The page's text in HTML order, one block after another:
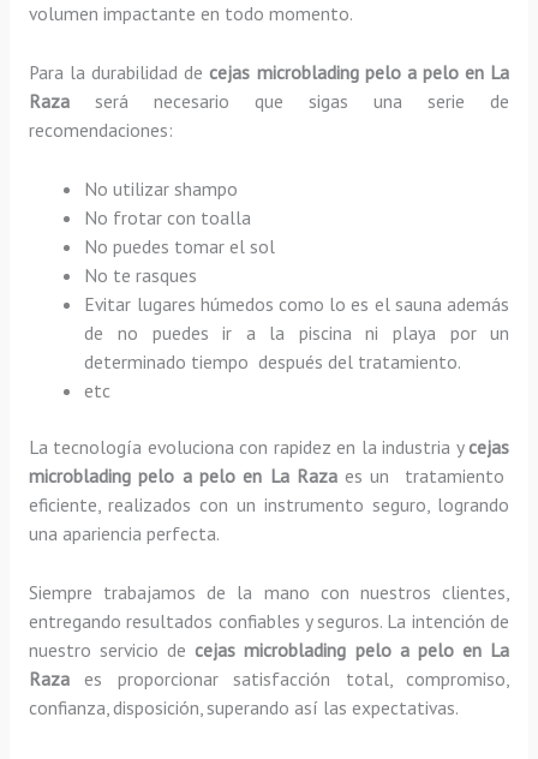
volumen impactante en todo momento.
Para la durabilidad decejas microblading pelo a peloen La
Raza será necesario que sigas una serie de
recomendaciones:
No utilizar shampo
No frotar con toalla
No puedes tomar el sol
No te rasques
Evitar lugares húmedos como lo es el sauna además
de no puedes ir a la piscina ni playa por un
determinado tiempo después del tratamiento.
etc
La tecnología evoluciona con rapidez en la industria ycejas
microblading pelo a peloen La Razaes un tratamiento
eficiente, realizados con un instrumento seguro, logrando
una apariencia perfecta.
Siempre trabajamos de la mano con nuestros clientes,
entregando resultados confiables y seguros. La intención de
nuestro servicio decejas microblading pelo a peloen La
Raza es proporcionar satisfacción total, compromiso,
confianza, disposición, superando así las expectativas.